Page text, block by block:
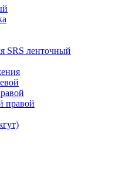
SRS ленточный
правой